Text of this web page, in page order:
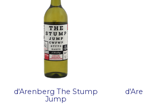
d'Arenberg The Stump
Jump